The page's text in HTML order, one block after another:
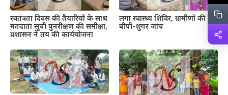
स्वतंत्रता दिवस की तैयारियों के साथ
मतदाता सूची पुनरीक्षण की समीक्षा,
प्रशासन ने तय की कार्ययोजना
लगा स्वास्थ्य शिविर, ग्रामीणों की हुई
बीपी-शुगर जांच